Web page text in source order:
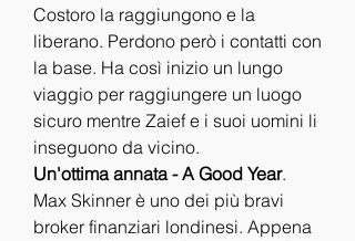
Costoro la raggiungono e la
liberano. Perdono però i contatti con
la base. Ha così inizio un lungo
viaggio per raggiungere un luogo
sicuro mentre Zaief e i suoi uomini li
inseguono da vicino.
Un'ottima annata - A Good Year.
Max Skinner è uno dei più bravi
broker finanziari londinesi. Appena